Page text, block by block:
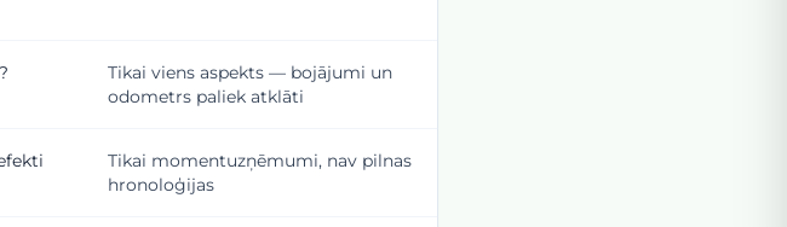
Tikai viens aspekts — bojājumi un
odometrs paliek atklāti
Tikai momentuzņēmumi, nav pilnas
hronoloģijas